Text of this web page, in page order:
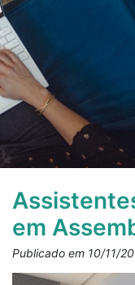
em
Publicado em 10/11/